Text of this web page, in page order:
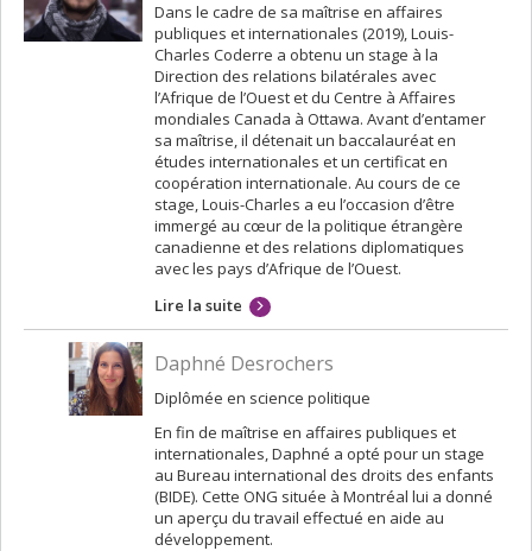
Dans le cadre de sa maîtrise en affaires
publiques et internationales (2019), Louis-
Charles Coderre a obtenu un stage à la
Direction des relations bilatérales avec
l’Afrique de l’Ouest et du Centre à Affaires
mondiales Canada à Ottawa. Avant d’entamer
sa maîtrise, il détenait un baccalauréat en
études internationales et un certificat en
coopération internationale. Au cours de ce
stage, Louis-Charles a eu l’occasion d’être
immergé au cœur de la politique étrangère
canadienne et des relations diplomatiques
avec les pays d’Afrique de l’Ouest.
Lire la suite
Daphné Desrochers
Diplômée en science politique
En fin de maîtrise en affaires publiques et
internationales, Daphné a opté pour un stage
au Bureau international des droits des enfants
(BIDE). Cette ONG située à Montréal lui a donné
un aperçu du travail effectué en aide au
développement.